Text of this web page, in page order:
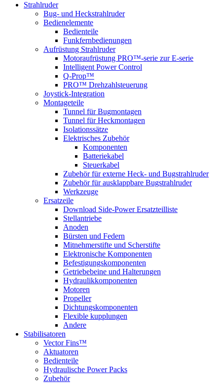
Strahlruder
Bug- und Heckstrahlruder
Bedienelemente
Bedienteile
Funkfernbedienungen
Aufrüstung Strahlruder
Motoraufrüstung PRO™-serie zur E-serie
Intelligent Power Control
Q-Prop™
PRO™ Drehzahlsteuerung
Joystick-Integration
Montageteile
Tunnel für Bugmontagen
Tunnel für Heckmontagen
Isolationssätze
Elektrisches Zubehör
Komponenten
Batteriekabel
Steuerkabel
Zubehör für externe Heck- und Bugstrahlruder
Zubehör für ausklappbare Bugstrahlruder
Werkzeuge
Ersatzeile
Download Side-Power Ersatzteilliste
Stellantriebe
Anoden
Bürsten und Federn
Mitnehmerstifte und Scherstifte
Elektronische Komponenten
Befestigungskomponenten
Getriebebeine und Halterungen
Hydraulikkomponenten
Motoren
Propeller
Dichtungskomponenten
Flexible kupplungen
Andere
Stabilisatoren
Vector Fins™
Aktuatoren
Bedienteile
Hydraulische Power Packs
Zubehör